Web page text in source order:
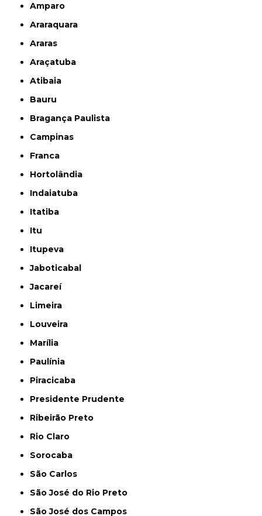
Amparo
Araraquara
Araras
Araçatuba
Atibaia
Bauru
Bragança Paulista
Campinas
Franca
Hortolândia
Indaiatuba
Itatiba
Itu
Itupeva
Jaboticabal
Jacareí
Limeira
Louveira
Marília
Paulínia
Piracicaba
Presidente Prudente
Ribeirão Preto
Rio Claro
Sorocaba
São Carlos
São José do Rio Preto
São José dos Campos